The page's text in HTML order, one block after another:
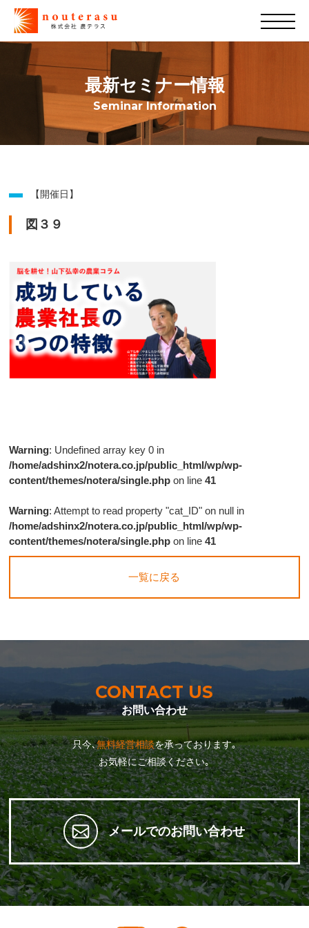
最新セミナー情報
Seminar Information
【開催日】
図３９
Warning: Undefined array key 0 in
/home/adshinx2/notera.co.jp/public_html/wp/wp-
content/themes/notera/single.php on line41
Warning: Attempt to read property "cat_ID" on null in
/home/adshinx2/notera.co.jp/public_html/wp/wp-
content/themes/notera/single.php on line41
一覧に戻る
CONTACT US
お問い合わせ
只今､無料経営相談を承っております｡
お気軽にご相談ください｡
メールでのお問い合わせ